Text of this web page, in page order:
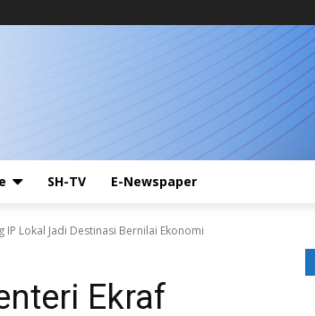
SH-TV E-Newspaper
Lokal Jadi Destinasi Bernilai Ekonomi
Ekraf